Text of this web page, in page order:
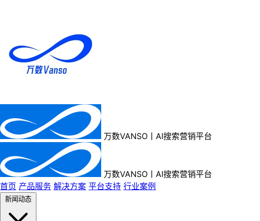
万数VANSO丨AI搜索营销平台
万数VANSO丨AI搜索营销平台
首页 产品服务 解决方案 平台支持 行业案例
新闻动态